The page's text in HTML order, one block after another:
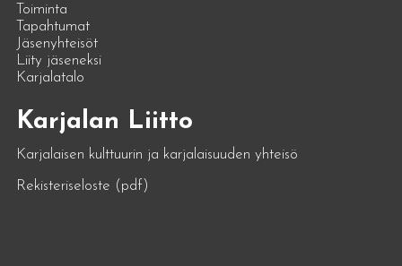
Toiminta
Tapahtumat
Jäsenyhteisöt
Liity jäseneksi
Karjalatalo
Karjalan Liitto
Karjalaisen kulttuurin ja karjalaisuuden yhteisö
Rekisteriseloste (pdf)